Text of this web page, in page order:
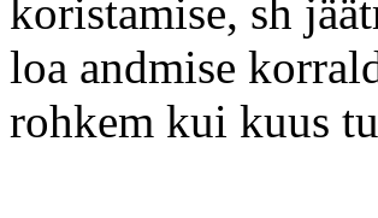
koristamise, sh
loa andmise
rohkem kui kuus